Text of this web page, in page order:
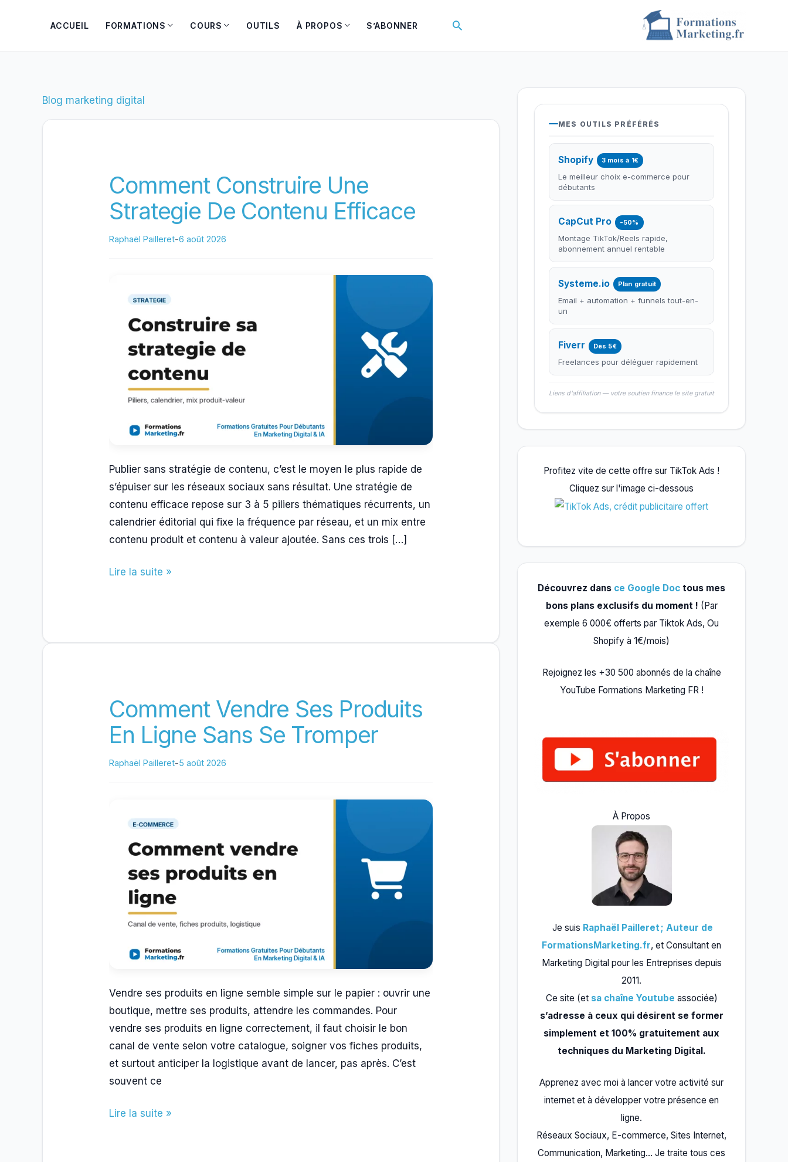
ACCUEIL FORMATIONS COURS OUTILS À PROPOS S’ABONNER Rechercher
Blog marketing digital
Comment Construire Une
Strategie De Contenu Efficace
Raphaël Pailleret-6 août 2026
Publier sans stratégie de contenu, c’est le moyen le plus rapide de
s’épuiser sur les réseaux sociaux sans résultat. Une stratégie de
contenu efficace repose sur 3 à 5 piliers thématiques récurrents, un
calendrier éditorial qui fixe la fréquence par réseau, et un mix entre
contenu produit et contenu à valeur ajoutée. Sans ces trois […]
Comment
De
Lire la suite »
Comment Vendre Ses Produits
En Ligne Sans Se Tromper
Raphaël Pailleret-5 août 2026
Vendre ses produits en ligne semble simple sur le papier : ouvrir une
boutique, mettre ses produits, attendre les commandes. Pour
vendre ses produits en ligne correctement, il faut choisir le bon
canal de vente selon votre catalogue, soigner vos fiches produits,
et surtout anticiper la logistique avant de lancer, pas après. C’est
souvent ce
Comment
Lire la suite »
MES OUTILS PRÉFÉRÉS
Shopify 3 mois à 1€
Le meilleur choix e-commerce pour
débutants
CapCut Pro -50%
Montage TikTok/Reels rapide,
abonnement annuel rentable
Systeme.io Plan gratuit
Email + automation + funnels tout-en-
un
Fiverr Dès 5€
Freelances pour déléguer rapidement
Liens d'affiliation — votre soutien finance le site gratuit
Profitez vite de cette offre sur TikTok Ads !
Cliquez sur l'image ci-dessous
Découvrez dans ce Google Doc tous mes
bons plans exclusifs du moment ! (Par
exemple 6 000€ offerts par Tiktok Ads, Ou
Shopify à 1€/mois)
Rejoignez les +30 500 abonnés de la chaîne
YouTube Formations Marketing FR !
À Propos
Je suis Raphaël Pailleret ; Auteur de
FormationsMarketing.fr, et Consultant en
Marketing Digital pour les Entreprises depuis
2011.
Ce site (et sa chaîne Youtube associée)
s’adresse à ceux qui désirent se former
simplement et 100% gratuitement aux
techniques du Marketing Digital.
Apprenez avec moi à lancer votre activité sur
internet et à développer votre présence en
ligne.
Réseaux Sociaux, E-commerce, Sites Internet,
Communication, Marketing… Je traite tous ces